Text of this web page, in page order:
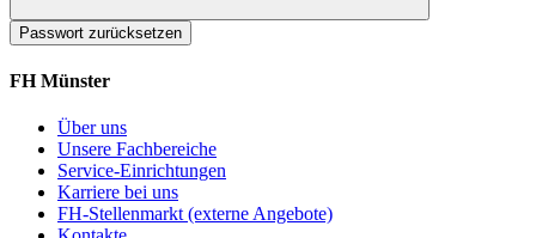
Passwort zurücksetzen
FH Münster
Über uns
Unsere Fachbereiche
Service-Einrichtungen
Karriere bei uns
FH-Stellenmarkt (externe Angebote)